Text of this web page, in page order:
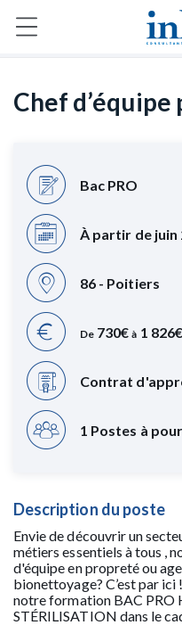
F
i
A
r
Accueil Offres en alternance
Chef
Bac PRO
À partir de juin
86 - Poitiers
De 730€à 1 826€
Contrat
1 Postes à
Description du poste
Envie de découvrir un
métiers essentiels à tous ,
d'équipe en propreté ou
bionettoyage? C’est par
notre formation BAC PRO
STÉRILISATION dans le